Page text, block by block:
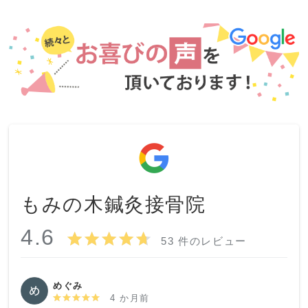
もみの木鍼灸接骨院
4.6 53 件のレビュー
めぐみ
4 か月前